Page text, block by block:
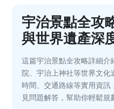
宇治景點全攻
與世界遺產深
這篇宇治景點全攻略詳細介
院、宇治上神社等世界文化
時間、交通路線等實用資訊
見問題解答，幫助你輕鬆規